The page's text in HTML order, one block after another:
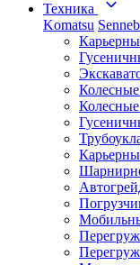
Техника
Komatsu
Колесные